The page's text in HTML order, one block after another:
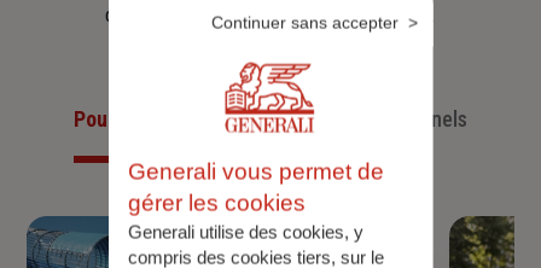
d’aujourd’hui et anticiper ceux de demain.
Pour les particuliersPour les professionnels
Generali vous permet de
gérer les cookies
Generali utilise des cookies, y
compris des cookies tiers, sur le
Continuer sans accepter